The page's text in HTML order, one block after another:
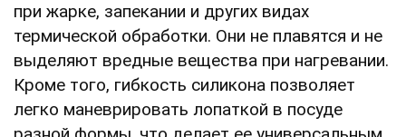
при жарке, запекании и других видах
термической обработки. Они не плавятся и не
выделяют вредные вещества при нагревании.
Кроме того, гибкость силикона позволяет
легко маневрировать лопаткой в посуде